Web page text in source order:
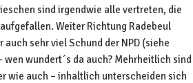
sind irgendwie alle vertreten, die
Weiter Richtung Radebeul
auch sehr viel Schund der NPD (siehe
wundert´s da auch? Mehrheitlich sind
wie auch – inhaltlich unterscheiden sich